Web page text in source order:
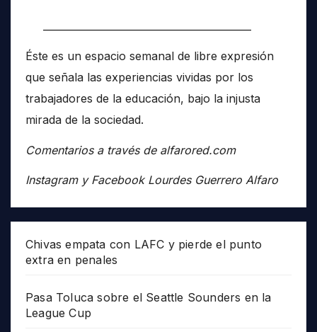
Éste es un espacio semanal de libre expresión
que señala las experiencias vividas por los
trabajadores de la educación, bajo la injusta
mirada de la sociedad.
Comentarios a través de alfarored.com
Instagram y Facebook Lourdes Guerrero Alfaro
Chivas empata con LAFC y pierde el punto
extra en penales
Pasa Toluca sobre el Seattle Sounders en la
League Cup